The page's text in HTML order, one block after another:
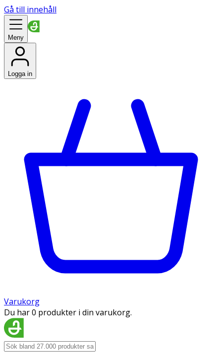
Gå till innehåll
Meny
Logga in
Varukorg
Du har 0 produkter i din varukorg.